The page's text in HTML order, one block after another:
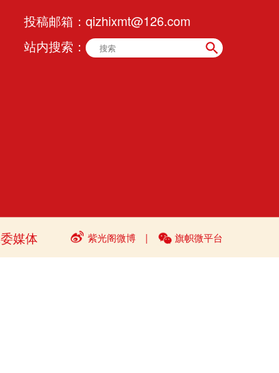
投稿邮箱： qizhixmt@126.com
站内搜索：
媒体 紫光阁微博 | 旗帜微平台